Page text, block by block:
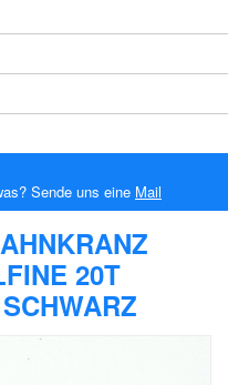
Sende uns eine Mail
20T